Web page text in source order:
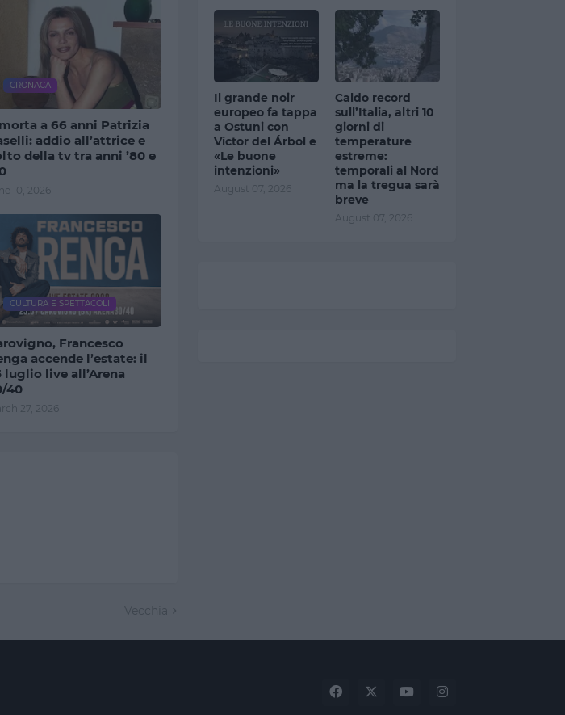
CRONACA
a 66 anni Patrizia
addio all’attrice e
della tv tra anni ’80 e
10, 2026
CULTURA E SPETTACOLI
Francesco
accende l’estate: il
luglio live all’Arena
40
27, 2026
Vecchia
Il grande noir
europeo fa tappa
a Ostuni con
Víctor del Árbol e
«Le buone
intenzioni»
August 07, 2026
Caldo record
sull’Italia, altri 10
giorni di
temperature
estreme:
temporali al Nord
ma la tregua sarà
breve
August 07, 2026